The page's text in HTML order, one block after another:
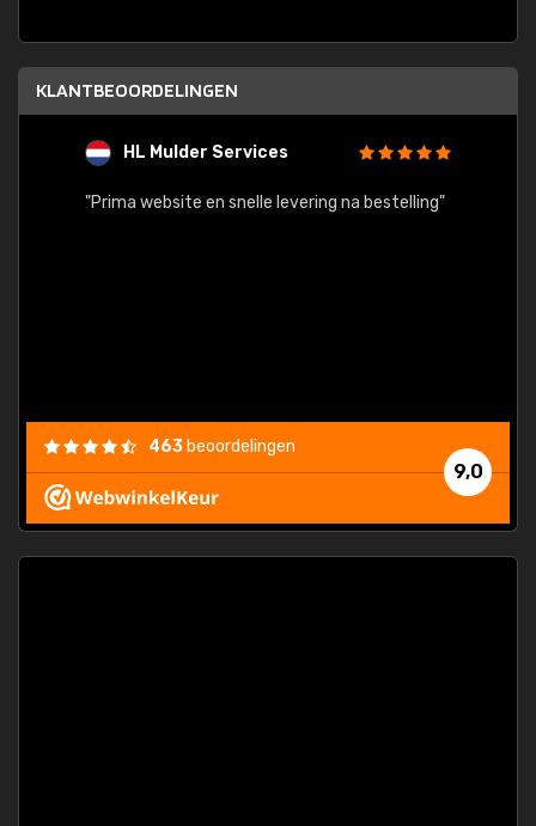
KLANTBEOORDELINGEN
HL Mulder Services
"Prima website en snelle levering na bestelling"
9,0
463 beoordelingen